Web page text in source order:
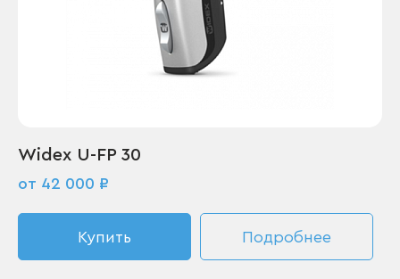
Widex U-FP 30
от 42 000 ₽
Купить Подробнее